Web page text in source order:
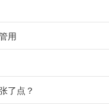
用
了点？